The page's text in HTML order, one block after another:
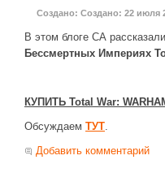
Моддинг Shogun 2
Моддинг Napoleon
ДРУГИЕ ИГРЫ
Серия игр Mount and Blade
Вселенные Warhammer
Создано: Создано: 22 июля
В этом блоге СА
Бессмертных Империях
КУПИТЬ Total War:
Обсуждаем ТУТ.
Добавить комментарий